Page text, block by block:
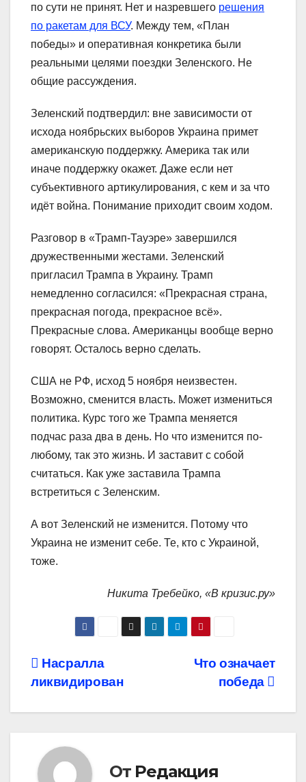
по сути не принят. Нет и назревшего решения
по ракетам для ВСУ. Между тем, «План
победы» и оперативная конкретика были
реальными целями поездки Зеленского. Не
общие рассуждения.
Зеленский подтвердил: вне зависимости от
исхода ноябрьских выборов Украина примет
американскую поддержку. Америка так или
иначе поддержку окажет. Даже если нет
субъективного артикулирования, с кем и за что
идёт война. Понимание приходит своим ходом.
Разговор в «Трамп-Тауэре» завершился
дружественными жестами. Зеленский
пригласил Трампа в Украину. Трамп
немедленно согласился: «Прекрасная страна,
прекрасная погода, прекрасное всё».
Прекрасные слова. Американцы вообще верно
говорят. Осталось верно сделать.
США не РФ, исход 5 ноября неизвестен.
Возможно, сменится власть. Может измениться
политика. Курс того же Трампа меняется
подчас раза два в день. Но что изменится по-
любому, так это жизнь. И заставит с собой
считаться. Как уже заставила Трампа
встретиться с Зеленским.
А вот Зеленский не изменится. Потому что
Украина не изменит себе. Те, кто с Украиной,
тоже.
Никита Требейко, «В кризис.ру»
Навигация
Что означает
победа
Насралла
ликвидирован
От Редакция